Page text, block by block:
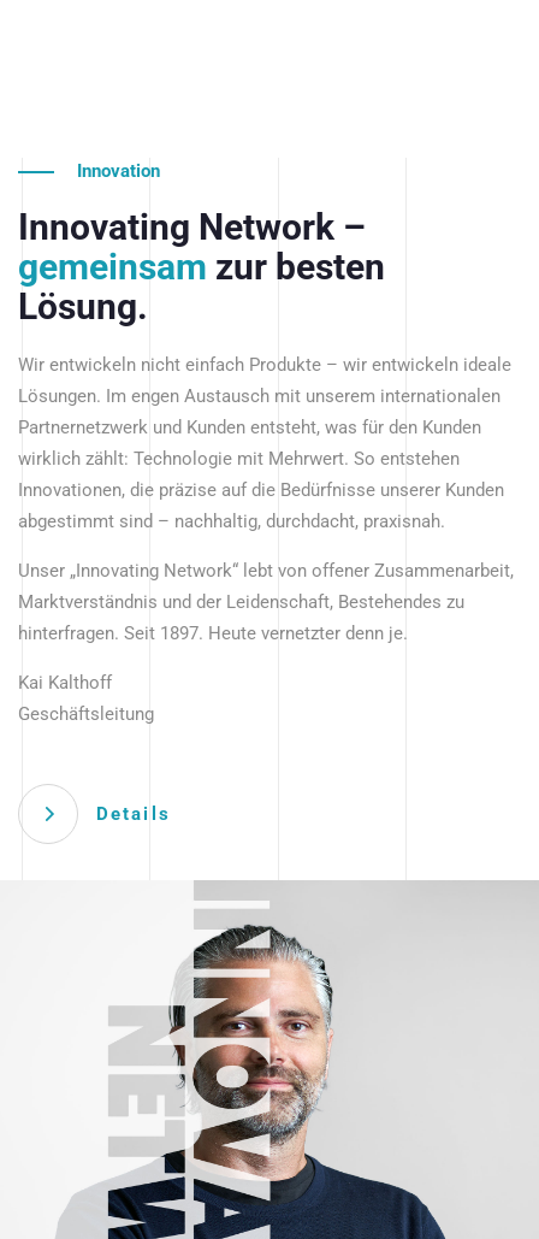
Innovation
Innovating Network –
gemeinsam zur besten
Lösung.
Wir entwickeln nicht einfach Produkte – wir entwickeln ideale
Lösungen. Im engen Austausch mit unserem internationalen
Partnernetzwerk und Kunden entsteht, was für den Kunden
wirklich zählt: Technologie mit Mehrwert. So entstehen
Innovationen, die präzise auf die Bedürfnisse unserer Kunden
abgestimmt sind – nachhaltig, durchdacht, praxisnah.
Unser „Innovating Network“ lebt von offener Zusammenarbeit,
Marktverständnis und der Leidenschaft, Bestehendes zu
hinterfragen. Seit 1897. Heute vernetzter denn je.
Kai Kalthoff
Geschäftsleitung
Details